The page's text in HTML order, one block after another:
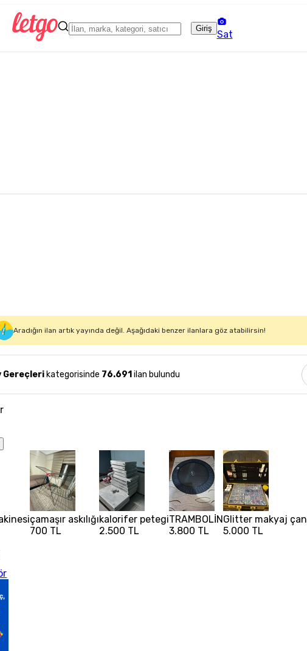
Giriş
Sat
Aradığın ilan artık yayında değil. Aşağıdaki benzer ilanlara göz atabilirsin!
Gereçleri kategorisinde 76.691 ilan bulundu
çamaşır askılığı
700 TL
kalorifer petegi
2.500 TL
TRAMBOLİN
3.800 TL
Glitter makyaj
5.000 TL